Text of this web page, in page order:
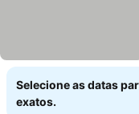
Selecione as datas
exatos.